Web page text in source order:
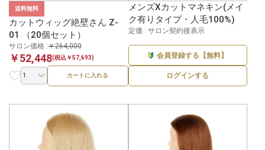
送料無料
カットウィッグ絶壁さん Z-
01 （20個セット）
サロン価格 :￥264,000
￥52,448(税込￥57,693)
カートに入れる
メンズXカットマネキン(メイ
ク有りタイプ・人毛100%)
定価 : サロン契約後表示
会員登録する【無料】
ログインする